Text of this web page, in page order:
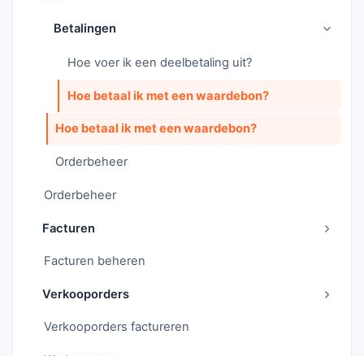
Betalingen
Hoe voer ik een deelbetaling uit?
Hoe betaal ik met een waardebon?
Hoe betaal ik met een waardebon?
Orderbeheer
Orderbeheer
Facturen
Facturen beheren
Verkooporders
Verkooporders factureren